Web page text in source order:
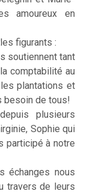
amoureux en
figurants :
soutiennent tant
comptabilité au
plantations et
besoin de tous!
plusieurs
Sophie qui
participé à notre
échanges nous
travers de leurs